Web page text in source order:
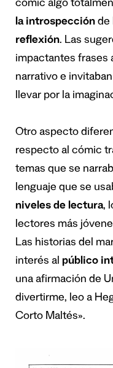
cómic algo
la introspección de
reflexión. Las
impactantes frases
narrativo e
llevar por la
Otro aspecto
respecto al cómic
temas que se
lenguaje que se
niveles de lectura,
lectores más
Las historias del
interés al público
una afirmación de
divertirme, leo a
Corto Maltés».